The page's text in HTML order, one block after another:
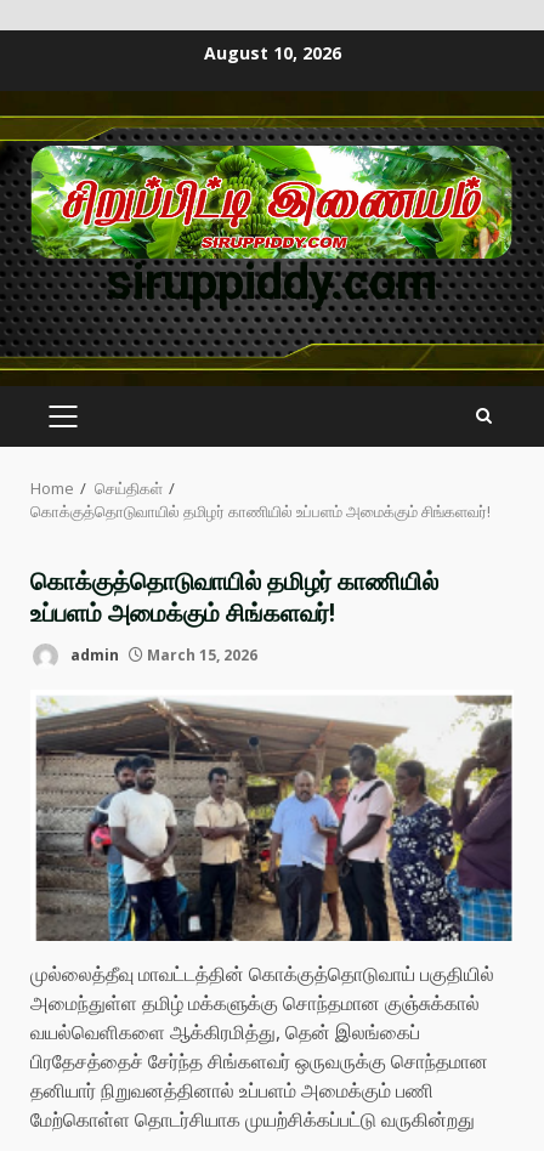
August 10, 2026
siruppiddy.com
Home
செய்திகள்
கொக்குத்தொடுவாயில் தமிழர் காணியில் உப்பளம் அமைக்கும் சிங்களவர்!
கொக்குத்தொடுவாயில் தமிழர் காணியில்
உப்பளம் அமைக்கும் சிங்களவர்!
admin March 15, 2026
முல்லைத்தீவு மாவட்டத்தின் கொக்குத்தொடுவாய் பகுதியில்
அமைந்துள்ள தமிழ் மக்களுக்கு சொந்தமான குஞ்சுக்கால்
வயல்வெளிகளை ஆக்கிரமித்து, தென் இலங்கைப்
பிரதேசத்தைச் சேர்ந்த சிங்களவர் ஒருவருக்கு சொந்தமான
தனியார் நிறுவனத்தினால் உப்பளம் அமைக்கும் பணி
மேற்கொள்ள தொடர்சியாக முயற்சிக்கப்பட்டு வருகின்றது